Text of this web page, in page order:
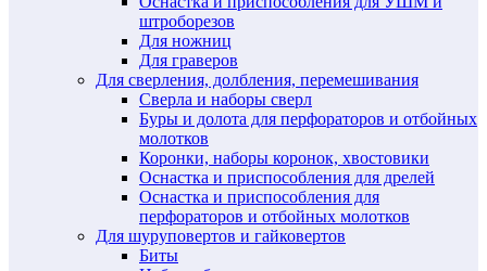
штроборезов
Для ножниц
Для граверов
Для сверления, долбления, перемешивания
Сверла и наборы сверл
Буры и долота для перфораторов и отбойных
молотков
Коронки, наборы коронок, хвостовики
Оснастка и приспособления для дрелей
Оснастка и приспособления для
перфораторов и отбойных молотков
Для шуруповертов и гайковертов
Биты